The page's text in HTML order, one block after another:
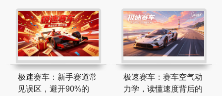
极速赛车：新手赛道常
见误区，避开90%的
极速赛车：赛车空气动
力学，读懂速度背后的